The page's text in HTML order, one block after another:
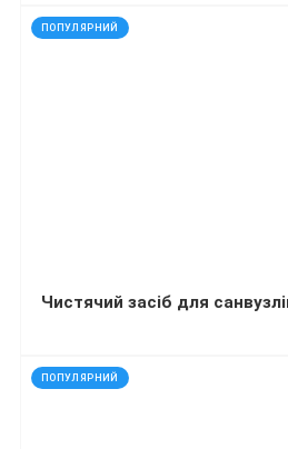
ПОПУЛЯРНИЙ
код: 35015
ПОПУЛЯРНИЙ
код: 40200